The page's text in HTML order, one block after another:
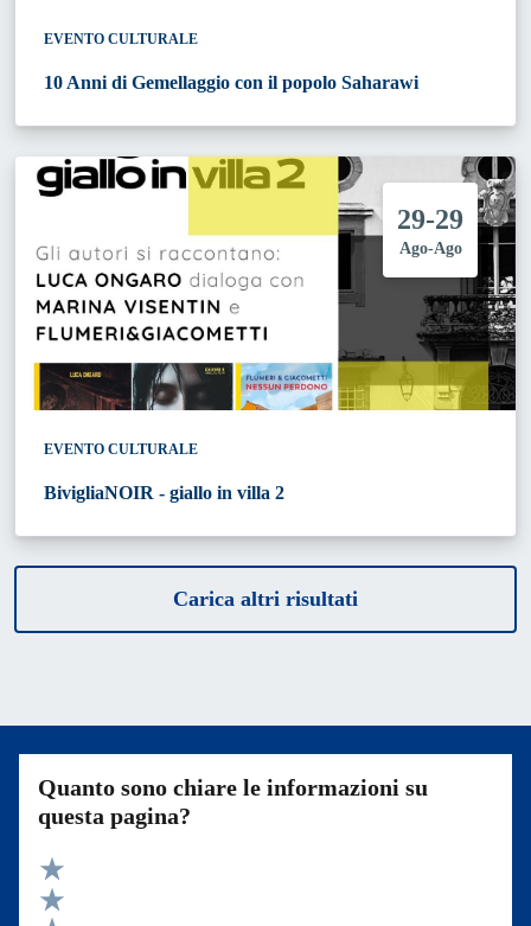
EVENTO CULTURALE
10 Anni di Gemellaggio con il popolo Saharawi
29-29
Ago-Ago
EVENTO CULTURALE
BivigliaNOIR - giallo in villa 2
Carica altri risultati
Quanto sono chiare le informazioni su
questa pagina?
Valuta 5 stelle su 5